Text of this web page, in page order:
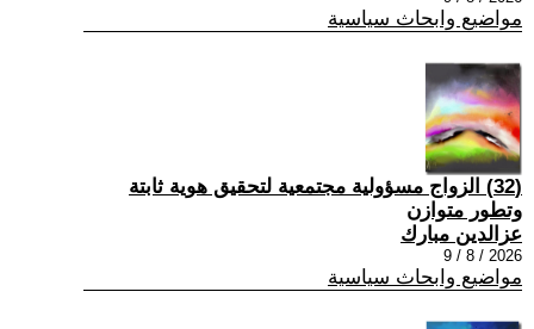
مواضيع وابحاث سياسية
(32) الزواج مسؤولية مجتمعية لتحقيق هوية ثابتة
وتطور متوازن
عزالدين مبارك
2026 / 8 / 9
مواضيع وابحاث سياسية